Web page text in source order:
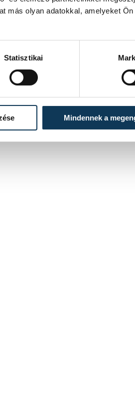
más olyan adatokkal, amelyeket Ön
Statisztikai
Mindennek a